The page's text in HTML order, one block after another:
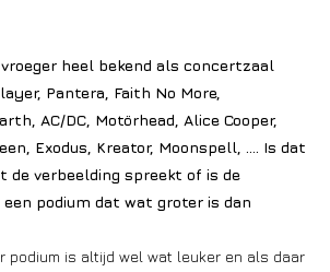
heel bekend als concertzaal
Pantera, Faith No More,
AC/DC, Motörhead, Alice Cooper,
Exodus, Kreator, Moonspell, …. Is dat
de verbeelding spreekt of is de
podium dat wat groter is dan
podium is altijd wel wat leuker en als daar